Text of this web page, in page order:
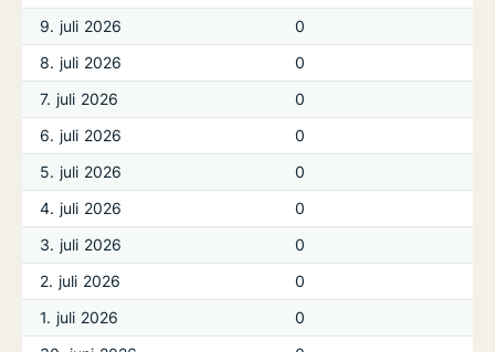
9. juli 2026
0
8. juli 2026
0
7. juli 2026
0
6. juli 2026
0
5. juli 2026
0
4. juli 2026
0
3. juli 2026
0
2. juli 2026
0
1. juli 2026
0